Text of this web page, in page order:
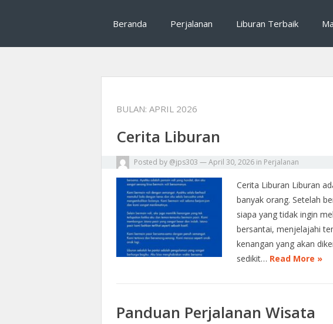
Mrhalliday : Tips Traveling,
perjalanan
Beranda Perjalanan Liburan Terbaik
BULAN: APRIL 2026
Cerita Liburan
Posted by @jps303 —April 30, 2026 in Perjalanan
Cerita Liburan Liburan
banyak orang. Setelah
siapa yang tidak ingin
bersantai, menjelajahi
kenangan yang akan
sedikit… Read More »
Panduan Perjalanan Wisata